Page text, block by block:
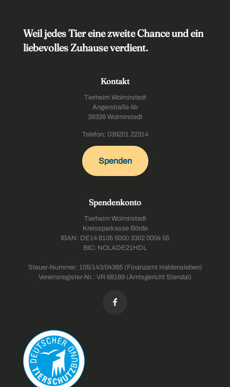
Weil jedes Tier eine zweite Chance und ein
liebevolles Zuhause verdient.
Kontakt
Tierheim Wolmirstedt
Angerstraße 4b
39326 Wolmirstedt
Telefon: 039201 22314
Spenden
Spendenkonto
Tierheim Wolmirstedt
Kreissparkasse Börde
IBAN: DE14 8105 5000 3302 0004 55
BIC: NOLADE21HDL
Steuer-Nummer: 105/143/04365 (Finanzamt Haldensleben)
Vereinsregister-Nr.: VR 68169 (Amtsgericht Stendal)